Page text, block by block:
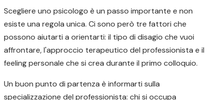
Scegliere uno psicologo è un passo importante e non
esiste una regola unica. Ci sono però tre fattori che
possono aiutarti a orientarti: il tipo di disagio che vuoi
affrontare, l'approccio terapeutico del professionista e il
feeling personale che si crea durante il primo colloquio.
Un buon punto di partenza è informarti sulla
specializzazione del professionista: chi si occupa